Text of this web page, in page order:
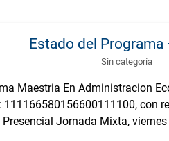
Estado del Programa
Sin categoría
Maestria En Administracion
111166580156600111100, con
Jornada Mixta, viernes